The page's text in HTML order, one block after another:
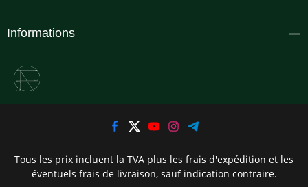
Informations
Tous les prix incluent la TVA plus les frais d'expédition et les
éventuels frais de livraison, sauf indication contraire.